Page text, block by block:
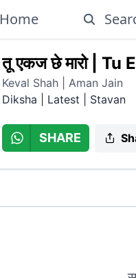
Home
तू एकज छे मारो| Tu
Keval Shah | Aman Jain
Diksha | Latest
Stavan
SHARE